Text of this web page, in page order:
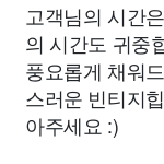
고객님의 시간
의 시간도 귀중
풍요롭게 채워
스러운 빈티지
아주세요 :)